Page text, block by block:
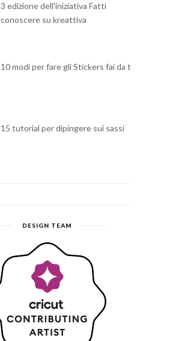
3 edizione dell'iniziativa Fatti
conoscere su kreattiva
10 modi per fare gli Stickers fai da te
15 tutorial per dipingere sui sassi
DESIGN TEAM